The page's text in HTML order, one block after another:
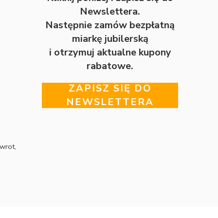
Newslettera.
Następnie zamów bezpłatną
miarkę jubilerską
i otrzymuj aktualne kupony
rabatowe.
ZAPISZ SIĘ DO
NEWSLETTERA